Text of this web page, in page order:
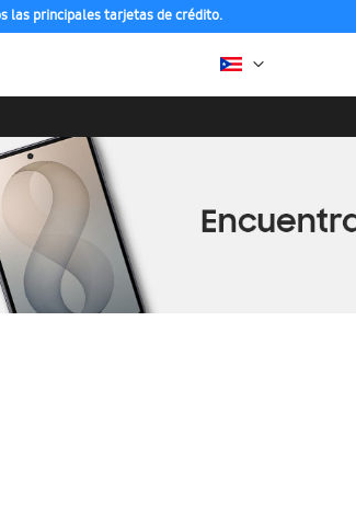
las principales tarjetas de crédito.
GRATIS a tu hogar desde 48h hábiles